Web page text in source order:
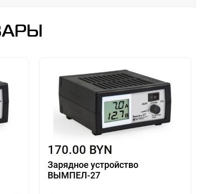
170.00 BYN
Зарядное устройство
ВЫМПЕЛ-27